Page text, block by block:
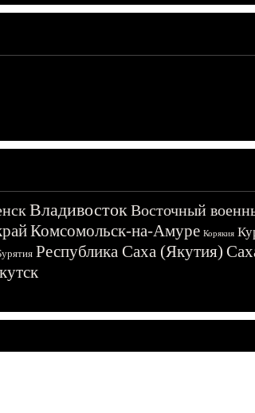
ВладивостокВосточный
Комсомольск-на-Амуре Корякия
Республика Саха (Якутия)